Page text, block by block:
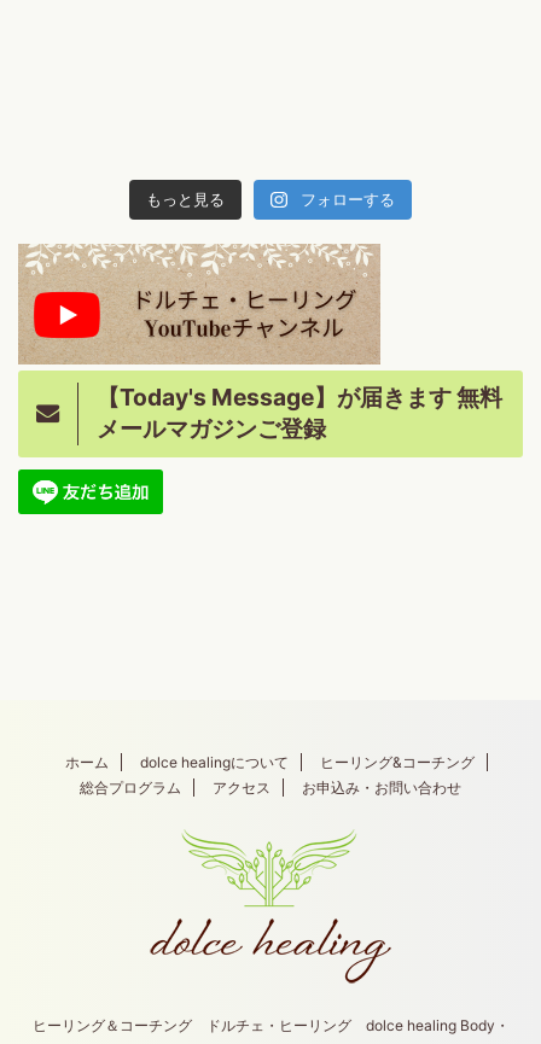
もっと見る フォローする
【Today's Message】が届きます 無料
メールマガジンご登録
ホーム dolce healingについて
ヒーリング&コーチング
総合プログラム
アクセス お申込み・お問い合わせ
ヒーリング＆コーチング ドルチェ・ヒーリング dolce healing Body・